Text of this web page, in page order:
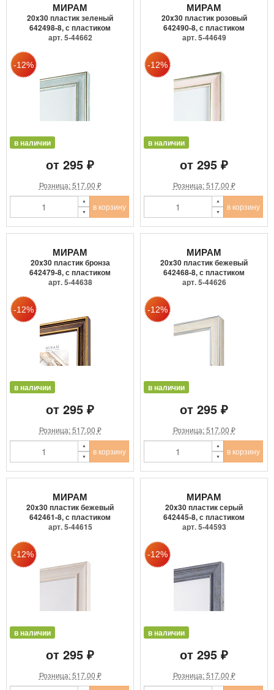
МИРАМ
20x30 пластик зеленый
642498-8, с пластиком
арт. 5-44662
в наличии
от 295 ₽
Розница: 517.00 ₽
в корзину
МИРАМ
20x30 пластик розовый
642490-8, с пластиком
арт. 5-44649
в наличии
от 295 ₽
Розница: 517.00 ₽
в корзину
МИРАМ
20x30 пластик бронза
642479-8, с пластиком
арт. 5-44638
в наличии
от 295 ₽
Розница: 517.00 ₽
в корзину
МИРАМ
20x30 пластик бежевый
642468-8, с пластиком
арт. 5-44626
в наличии
от 295 ₽
Розница: 517.00 ₽
в корзину
МИРАМ
20x30 пластик бежевый
642461-8, с пластиком
арт. 5-44615
в наличии
от 295 ₽
Розница: 517.00 ₽
МИРАМ
20x30 пластик серый
642445-8, с пластиком
арт. 5-44593
в наличии
от 295 ₽
Розница: 517.00 ₽